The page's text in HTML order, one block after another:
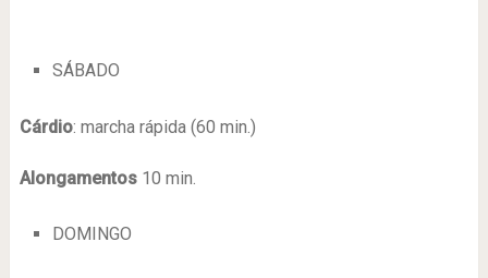
SÁBADO
Cárdio: marcha rápida (60 min.)
Alongamentos10 min.
DOMINGO